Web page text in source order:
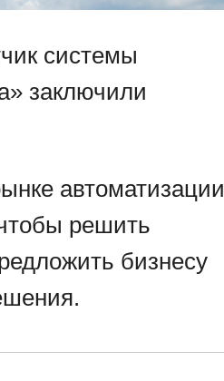
системы
заключили
автоматизации
решить
бизнесу